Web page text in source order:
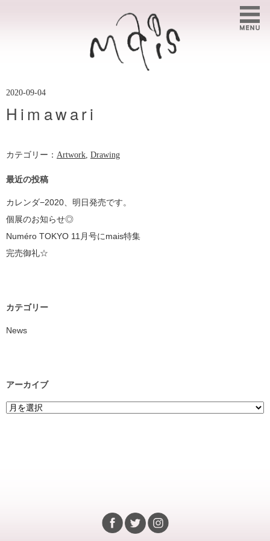
2020-09-04
Himawari
カテゴリー： Artwork, Drawing
最近の投稿
カレンダ−2020、明日発売です。
個展のお知らせ◎
Numéro TOKYO 11月号にmais特集
完売御礼☆
カテゴリー
News
アーカイブ